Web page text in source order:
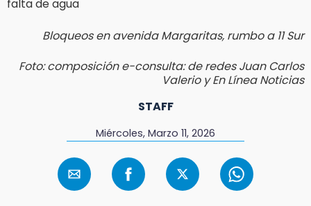
Bloqueos en avenida Margaritas, rumbo a 11 Sur
Foto: composición e-consulta: de redes Juan Carlos
Valerio y En Línea Noticias
STAFF
Miércoles, Marzo 11, 2026